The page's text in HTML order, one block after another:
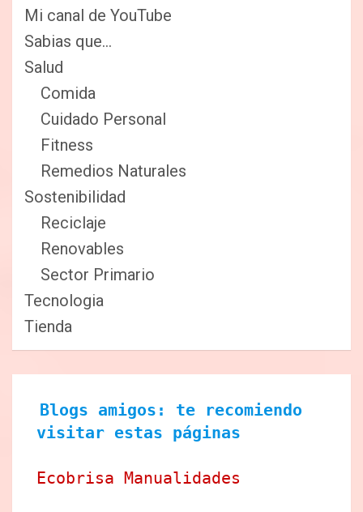
Mi canal de YouTube
Sabias que…
Salud
Comida
Cuidado Personal
Fitness
Remedios Naturales
Sostenibilidad
Reciclaje
Renovables
Sector Primario
Tecnologia
Tienda
Blogs amigos: te recomiendo
visitar estas páginas
Ecobrisa Manualidades